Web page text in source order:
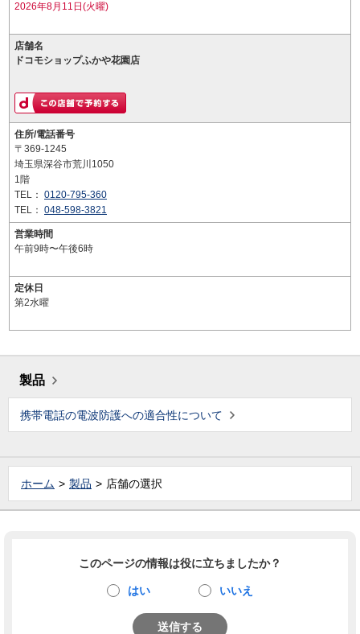
2026年8月11日(火曜)
店舗名
ドコモショップふかや花園店
住所/電話番号
〒369-1245
埼玉県深谷市荒川1050
1階
TEL： 0120-795-360
TEL： 048-598-3821
営業時間
午前9時〜午後6時
定休日
第2水曜
製品
携帯電話の電波防護への適合性について
ホーム 製品 店舗の選択
このページの情報は役に立ちましたか？
はい いいえ
送信する